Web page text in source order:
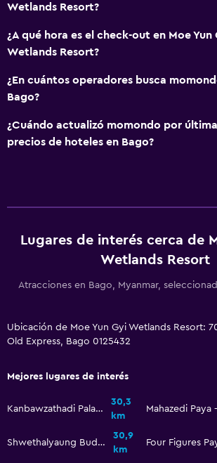
Wetlands Resort?
¿A qué hora es el check-out en Moe Yun
Wetlands Resort?
¿En cuántos operadores busca
Bago?
¿Cuándo actualizó momondo por
precios de hoteles en Bago?
Lugares de interés cerca de
Wetlands Resort
Atracciones en Bago, Myanmar,
Ubicación de Moe Yun Gyi Wetlands Resort:
Old Express, Bago 0125432
Mejores lugares de interés
Kanbawzathadi Palace
30,3
km
Mahazedi Paya
Shwethalyaung Buddha
30,9
km
Four Figures